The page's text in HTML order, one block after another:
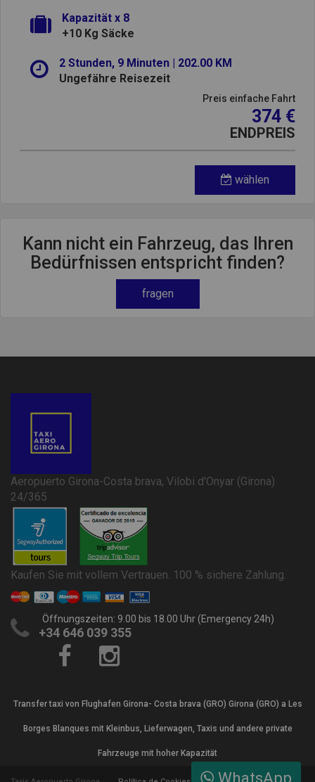
Kapazität x 8
+10 Kg Säcke
2 Stunden, 9 Minuten | 202.00 KM
Ungefähre Reisezeit
Preis einfache Fahrt
374 €
ENDPREIS
wählen
Kann nicht ein Fahrzeug, das Ihren
Bedürfnissen entspricht finden?
fragen
Aeropuerto Girona-Costa brava, Vilobi d'Onyar (Girona)
24/365
Kaufen Sie mit vollem Vertrauen. 100 % sichere Zahlung.
Öffnungszeiten: 9.00 bis 18.00 Uhr (Emergency 24h)
+34 646 039 355
Transfer taxi von Flughafen Girona- Costa brava (GRO) Girona (GRO) a Les
Borges Blanques mit Kleinbus, Lieferwagen, Taxis und andere private
Fahrzeuge mit hoher Kapazität
WhatsApp